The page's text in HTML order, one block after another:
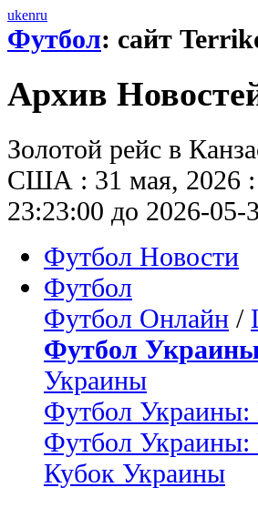
ukenru
Футбол: сайт
Архив
Золотой рейс в
США : 31 мая, 2026 :
23:23:00 до 2026-05-
Футбол Новости
Футбол
Футбол Онлайн /
Футбол
Украины
Футбол Украины:
Футбол Украины:
Кубок Украины